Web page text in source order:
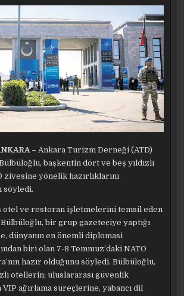
– Ankara Turizm Derneği (ATD)
başkentin dört ve beş yıldızlı
yönelik hazırlıklarını
söyledi.
otel ve restoran işletmelerini temsil eden
Bülbüloğlu, bir grup gazeteciye yaptığı
dünyanın en önemli diplomasi
biri olan 7-8 Temmuz’daki NATO
hazır olduğunu söyledi. Bülbüloğlu,
otellerin; uluslararası güvenlik
ağırlama süreçlerine, yabancı dil